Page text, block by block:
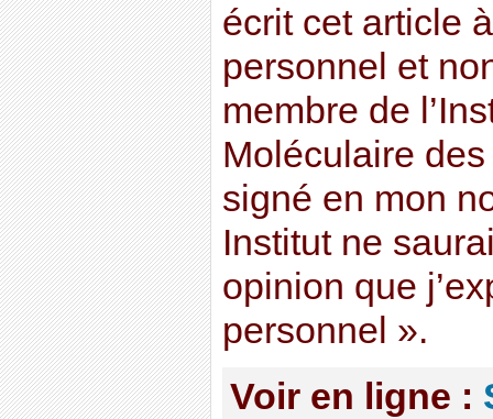
écrit cet article
personnel et
membre de
Moléculaire
signé en mon
Institut ne
opinion que
personnel ».
Voir en ligne :